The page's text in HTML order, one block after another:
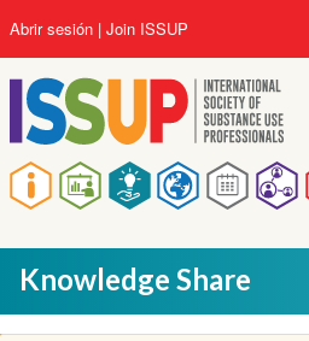
al
contenido
principal
Main
navigation
User
account
menu
Abrir sesión Join ISSUP
Knowledge Share